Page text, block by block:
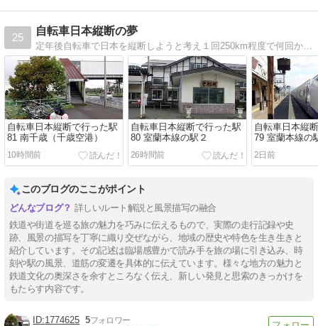
25
自転車日本縦断の夢
定年後自転車で日本を縦断しようと考え１回250km程度で何回かに分けて実行しています。その計画と記録です。
自転車日本縦断で行った駅
81 南千歳（千歳空港）
10時間前
自転車日本縦断で行った駅
80 室蘭本線の駅２
26時間前
自転車日本縦
79 室蘭本線の
2日前
このブログのここがポイント
詳しいルート解説と風景描写の融合
鉄道や街道を巡る旅の魅力を巧みに伝えるもので、実際の走行記録や史
跡、風景の描写を丁寧に織り交ぜながら、地域の歴史や特色を生き生きと
紹介しています。その記述は臨場感豊かで読み手を旅の場に引き込み、時
刻や駅の風景、道筋の変遷を具体的に伝えています。様々な地方の魅力と
鉄道文化の奥深さを余すところなく伝え、新しい発見と思索のきっかけを
もたらす内容です。
1774625 5